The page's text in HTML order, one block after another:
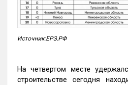
Источник:ЕРЗ.РФ
На четвертом месте
строительстве сегодня